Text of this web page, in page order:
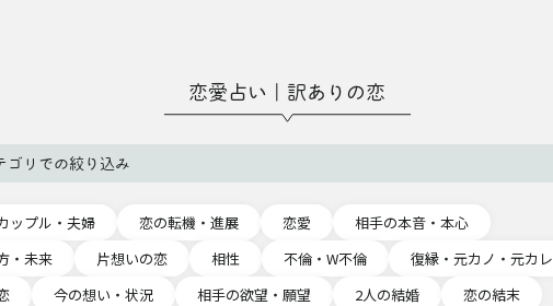
恋愛占い｜訳ありの恋
ゴリでの絞り込み
ップル・夫婦 恋の転機・進展 恋愛
相手の本音・本心
・未来
片想いの恋 相性 不倫・W不倫
復縁・元カノ・元カレ
今の想い・状況 相手の欲望・願望 2人の結婚
恋の結末